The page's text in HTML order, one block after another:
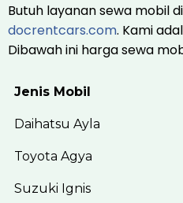
Butuh layanan sewa mobil
docrentcars.com. Kami
Dibawah ini harga sewa
Jenis Mobil
Daihatsu Ayla
Toyota Agya
Suzuki Ignis